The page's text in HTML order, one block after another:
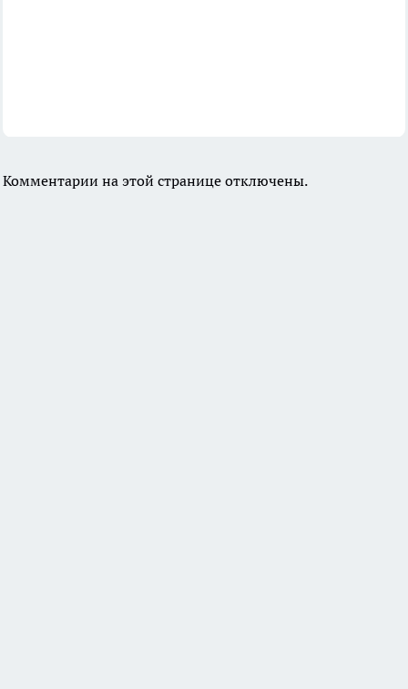
Комментарии на этой странице отключены.